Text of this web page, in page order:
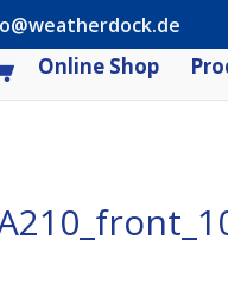
Online Shop